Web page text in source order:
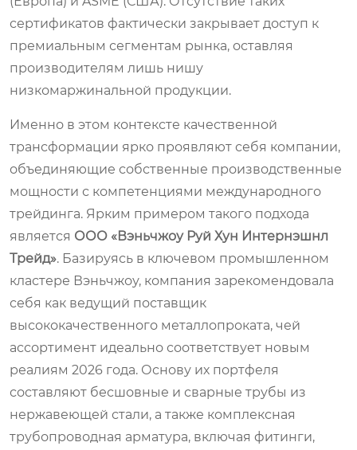
сертификатов фактически закрывает доступ к
премиальным сегментам рынка, оставляя
производителям лишь нишу
низкомаржинальной продукции.
Именно в этом контексте качественной
трансформации ярко проявляют себя компании,
объединяющие собственные производственные
мощности с компетенциями международного
трейдинга. Ярким примером такого подхода
является ООО «Вэньчжоу Руй Хун Интернэшнл
Трейд». Базируясь в ключевом промышленном
кластере Вэньчжоу, компания зарекомендовала
себя как ведущий поставщик
высококачественного металлопроката, чей
ассортимент идеально соответствует новым
реалиям 2026 года. Основу их портфеля
составляют бесшовные и сварные трубы из
нержавеющей стали, а также комплексная
трубопроводная арматура, включая фитинги,